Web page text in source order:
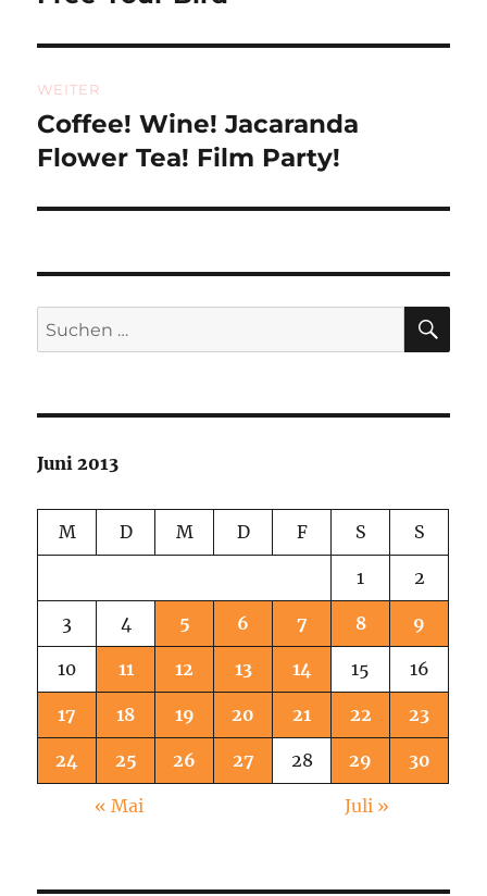
WEITER
Nächster
Beitrag:
Coffee! Wine! Jacaranda
Flower Tea! Film Party!
Suchen
nach:
Juni 2013
M D M D F S S
1 2
3 4 5 6 7 8 9
10 11 12 13 14 15 16
17 18 19 20 21 22 23
24 25 26 27 28 29 30
« Mai Juli »